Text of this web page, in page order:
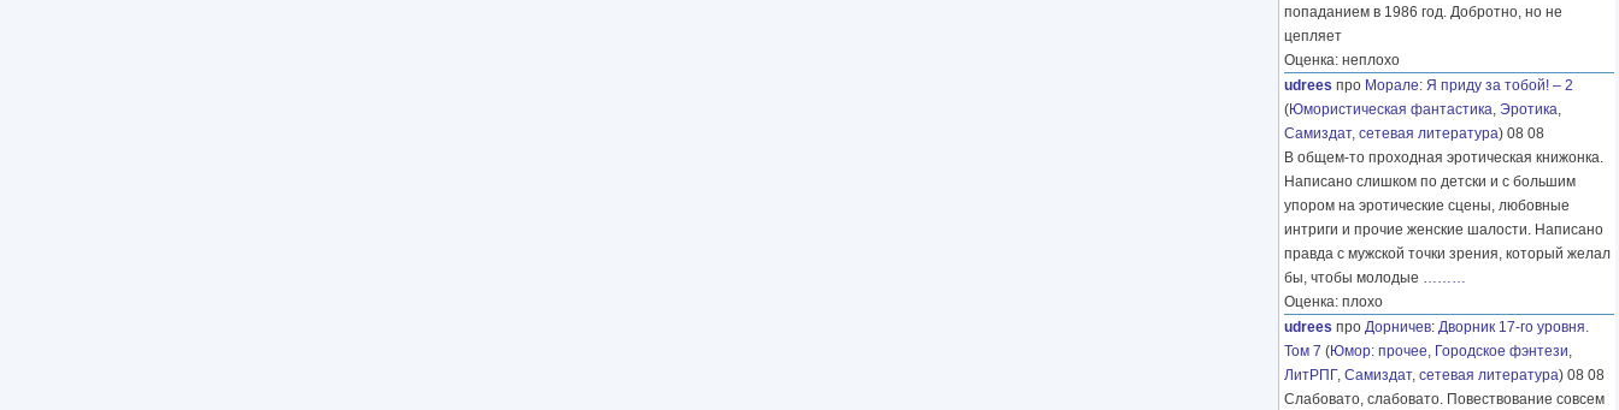
попаданием в 1986 год. Добротно, но не
цепляет
Оценка: неплохо
udrees про Морале: Я приду за тобой! – 2
(Юмористическая фантастика, Эротика,
Самиздат, сетевая литература) 08 08
В общем-то проходная эротическая книжонка.
Написано слишком по детски и с большим
упором на эротические сцены, любовные
интриги и прочие женские шалости. Написано
правда с мужской точки зрения, который желал
бы, чтобы молодые ………
Оценка: плохо
udrees про Дорничев: Дворник 17-го уровня.
Том 7 (Юмор: прочее, Городское фэнтези,
ЛитРПГ, Самиздат, сетевая литература) 08 08
Слабовато, слабовато. Повествование совсем